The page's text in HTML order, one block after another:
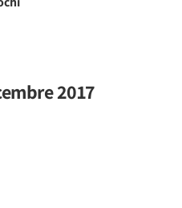
2017